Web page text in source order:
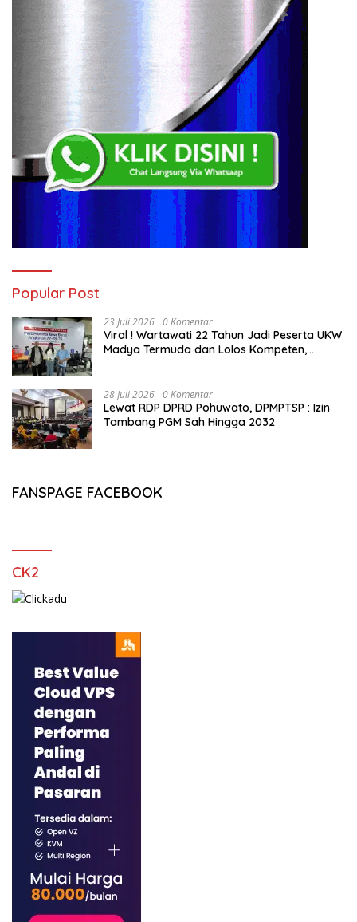
Popular Post
23 Juli 2026 0 Komentar
Viral ! Wartawati 22 Tahun Jadi Peserta UKW
Madya Termuda dan Lolos Kompeten,
28 Juli 2026 0 Komentar
Lewat RDP DPRD Pohuwato, DPMPTSP : Izin
Tambang PGM Sah Hingga 2032
FANSPAGE FACEBOOK
CK2